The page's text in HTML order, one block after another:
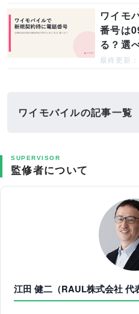
ワイモ
番号は
る？選
最終更新
ワイモバイルの記事一覧
SUPERVISOR
監修者について
江田 健二（RAUL株式会社 代